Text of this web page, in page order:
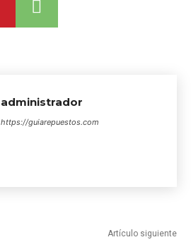
administrador
https://guiarepuestos.com
Artículo siguiente